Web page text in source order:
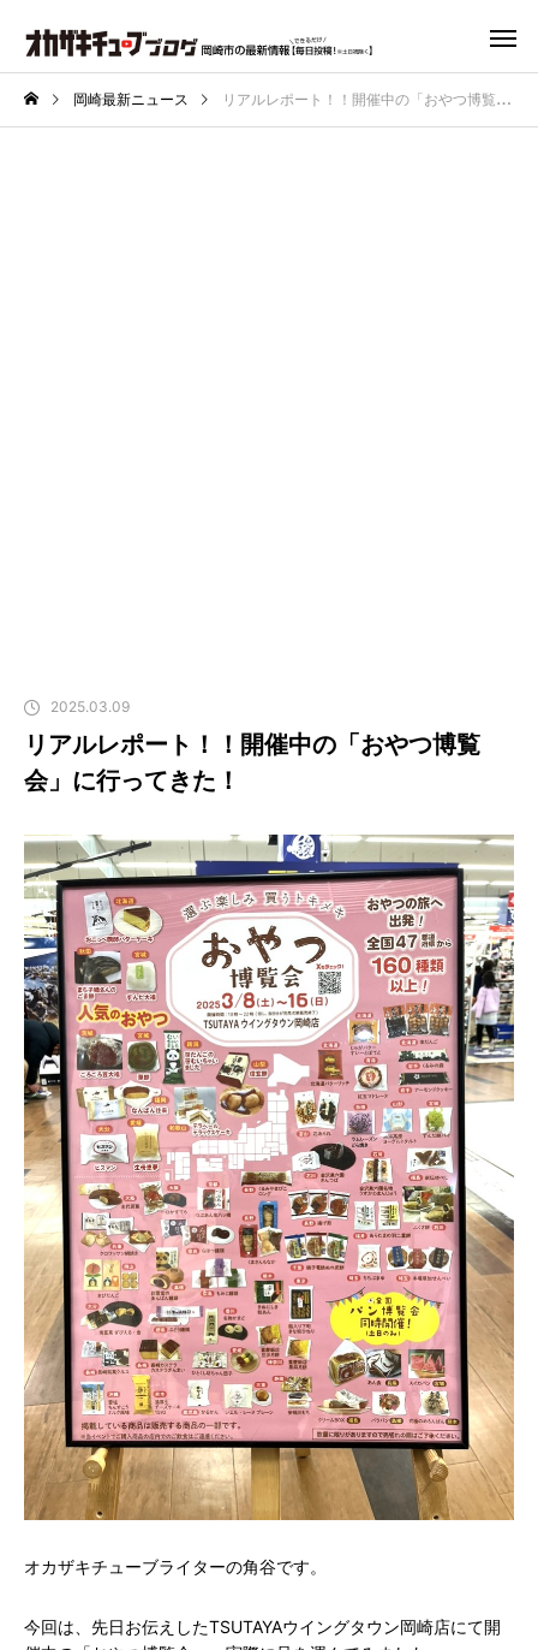
岡崎最新ニュース リアルレポート！！開催中の「おやつ博覧会」に行ってきた！
2025.03.09
リアルレポート！！開催中の「おやつ博覧
会」に行ってきた！
オカザキチューブライターの角谷です。
今回は、先日お伝えしたTSUTAYAウイングタウン岡崎店にて開